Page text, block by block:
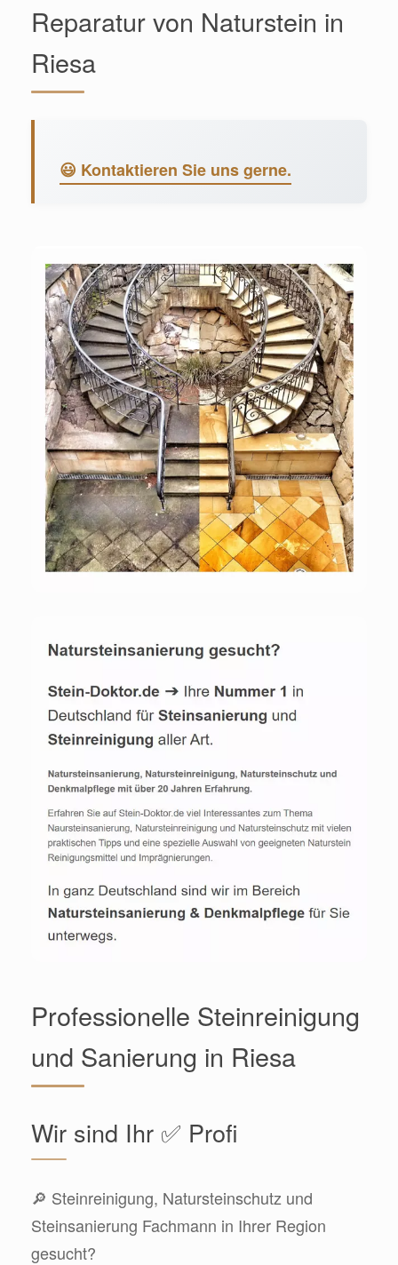
Reparatur von Naturstein in
Riesa
😃 Kontaktieren Sie uns gerne.
Professionelle Steinreinigung
und Sanierung in Riesa
Wir sind Ihr ✅ Profi
🔎 Steinreinigung, Natursteinschutz und
Steinsanierung Fachmann in Ihrer Region
gesucht?